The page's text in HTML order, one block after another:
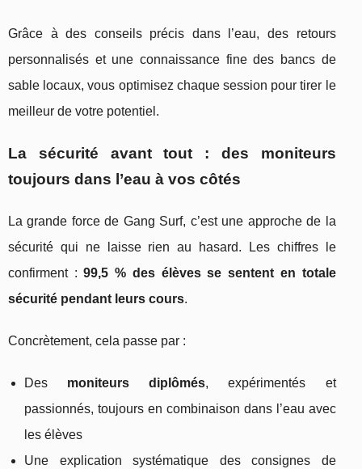
Grâce à des conseils précis dans l’eau, des retours
personnalisés et une connaissance fine des bancs de
sable locaux, vous optimisez chaque session pour tirer le
meilleur de votre potentiel.
La sécurité avant tout : des moniteurs
toujours dans l’eau à vos côtés
La grande force de Gang Surf, c’est une approche de la
sécurité qui ne laisse rien au hasard. Les chiffres le
confirment :99,5 % des élèves se sentent en totale
sécurité pendant leurs cours.
Concrètement, cela passe par :
Des moniteurs diplômés, expérimentés et
passionnés, toujours en combinaison dans l’eau avec
les élèves
Une explication systématique des consignes de